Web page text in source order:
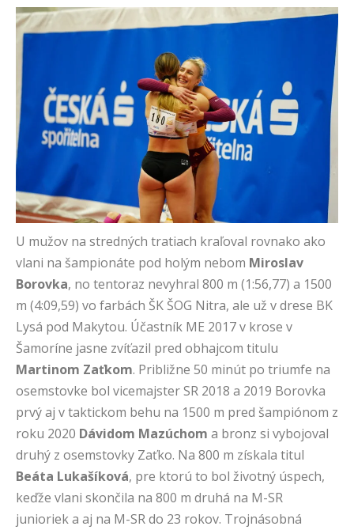
U mužov na stredných tratiach kraľoval rovnako ako
vlani na šampionáte pod holým nebom Miroslav
Borovka, no tentoraz nevyhral 800 m (1:56,77) a 1500
m (4:09,59) vo farbách ŠK ŠOG Nitra, ale už v drese BK
Lysá pod Makytou. Účastník ME 2017 v krose v
Šamoríne jasne zvíťazil pred obhajcom titulu
Martinom Zaťkom. Približne 50 minút po triumfe na
osemstovke bol vicemajster SR 2018 a 2019 Borovka
prvý aj v taktickom behu na 1500 m pred šampiónom z
roku 2020 Dávidom Mazúchom a bronz si vybojoval
druhý z osemstovky Zaťko. Na 800 m získala titul
Beáta Lukašíková, pre ktorú to bol životný úspech,
keďže vlani skončila na 800 m druhá na M-SR
junioriek a aj na M-SR do 23 rokov. Trojnásobná